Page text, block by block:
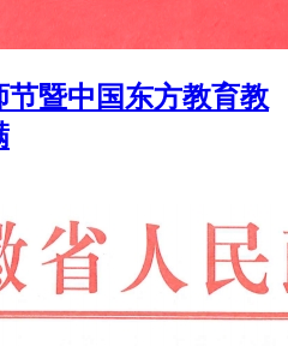
节暨中国东方教育教